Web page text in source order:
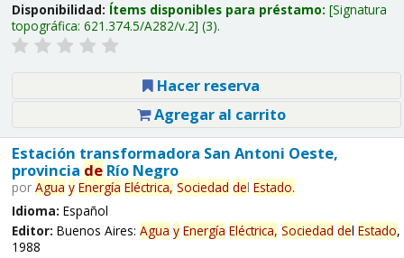
Disponibilidad: Ítems disponibles para préstamo: Signatura
topográfica: 621.374.5/A282/v.2 (3).
Hacer reserva
Agregar al carrito
Estación transformadora San Antoni Oeste,
provincia deRío Negro
por Agua y Energía Eléctrica, Sociedad del Estado.
Idioma: Español
Editor: Buenos Aires: Agua y Energía Eléctrica, Sociedad del Estado,
1988